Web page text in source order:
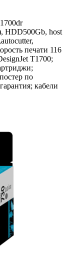
HDD500Gb, host
печати 116
T1700;
по
кабели